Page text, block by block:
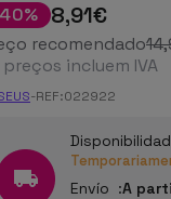
40% 8,91€
recomendado14
preços incluem IVA
-REF:022922
Envío :A